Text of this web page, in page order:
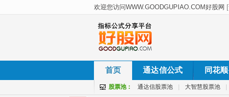
首页 通达信公式 同花
股票池： 通达信股票池 大智慧股票池